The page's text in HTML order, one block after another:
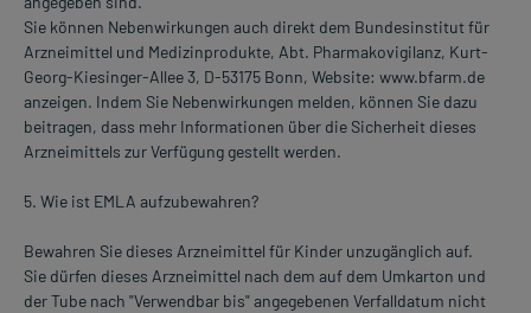
Sie können Nebenwirkungen auch direkt dem Bundesinstitut für
Arzneimittel und Medizinprodukte, Abt. Pharmakovigilanz, Kurt-
Georg-Kiesinger-Allee 3, D-53175 Bonn, Website: www.bfarm.de
anzeigen. Indem Sie Nebenwirkungen melden, können Sie dazu
beitragen, dass mehr Informationen über die Sicherheit dieses
Arzneimittels zur Verfügung gestellt werden.
5. Wie ist EMLA aufzubewahren?
Bewahren Sie dieses Arzneimittel für Kinder unzugänglich auf.
Sie dürfen dieses Arzneimittel nach dem auf dem Umkarton und
der Tube nach "Verwendbar bis" angegebenen Verfalldatum nicht